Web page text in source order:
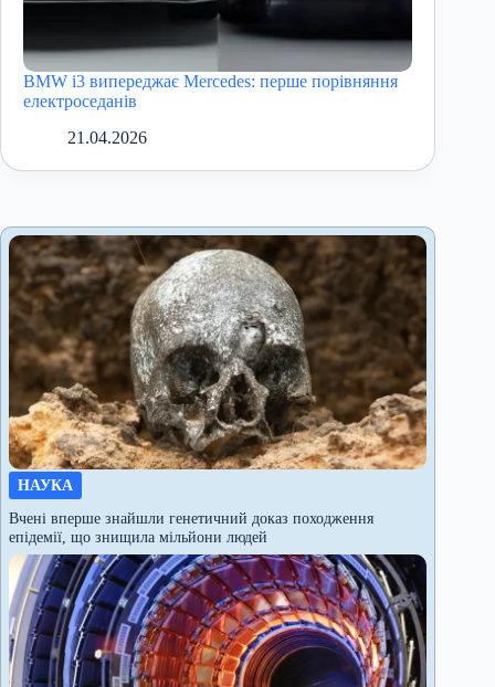
BMW i3 випереджає Mercedes: перше порівняння
електроседанів
21.04.2026
НАУКА
Вчені вперше знайшли генетичний доказ походження
епідемії, що знищила мільйони людей